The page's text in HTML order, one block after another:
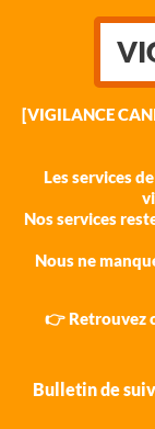
[VIGILANCE
Les services
Nos services
Nous ne
👉 Retrouvez
Bulletin de